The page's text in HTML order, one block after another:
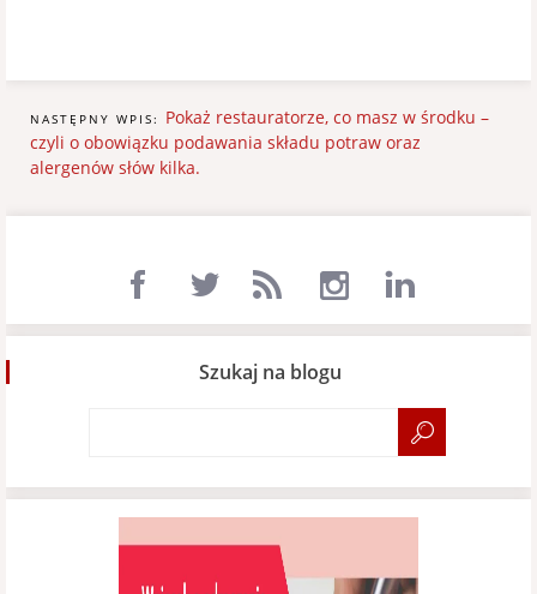
NASTĘPNY WPIS: Pokaż restauratorze, co masz w środku –
czyli o obowiązku podawania składu potraw oraz
alergenów słów kilka.
Szukaj na blogu